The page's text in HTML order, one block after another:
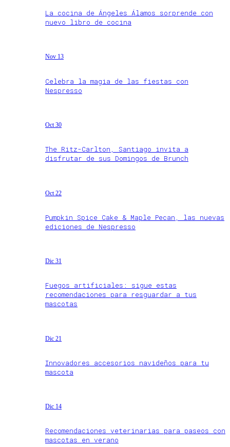
La cocina de Ángeles Álamos sorprende con
nuevo libro de cocina
Nov 13
Celebra la magia de las fiestas con
Nespresso
Oct 30
The Ritz-Carlton, Santiago invita a
disfrutar de sus Domingos de Brunch
Oct 22
Pumpkin Spice Cake & Maple Pecan, las nuevas
ediciones de Nespresso
Dic 31
Fuegos artificiales: sigue estas
recomendaciones para resguardar a tus
mascotas
Dic 21
Innovadores accesorios navideños para tu
mascota
Dic 14
Recomendaciones veterinarias para paseos con
mascotas en verano